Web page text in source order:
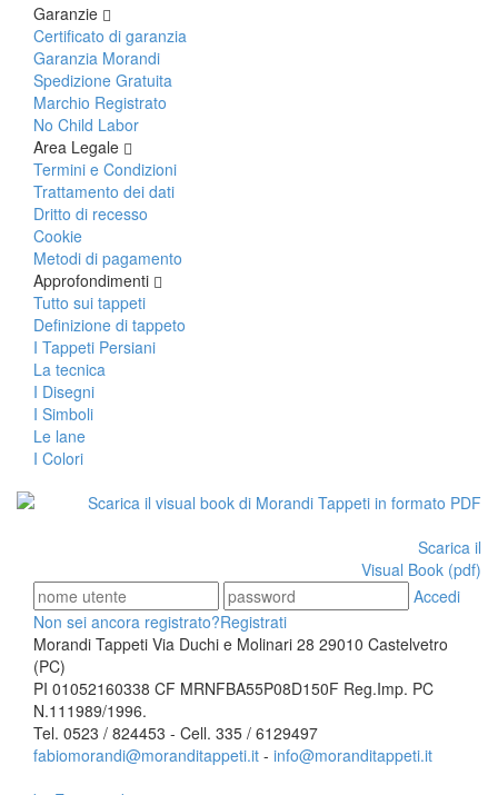
Garanzie
Certificato di garanzia
Garanzia Morandi
Spedizione Gratuita
Marchio Registrato
No Child Labor
Area Legale
Termini e Condizioni
Trattamento dei dati
Dritto di recesso
Cookie
Metodi di pagamento
Approfondimenti
Tutto sui tappeti
Definizione di tappeto
I Tappeti Persiani
La tecnica
I Disegni
I Simboli
Le lane
I Colori
Scarica il
Visual Book (pdf)
Accedi
Non sei ancora registrato?Registrati
Morandi Tappeti Via Duchi e Molinari 28 29010 Castelvetro
(PC)
PI 01052160338 CF MRNFBA55P08D150F Reg.Imp. PC
N.111989/1996.
Tel. 0523 / 824453 - Cell. 335 / 6129497
fabiomorandi@moranditappeti.it - info@moranditappeti.it